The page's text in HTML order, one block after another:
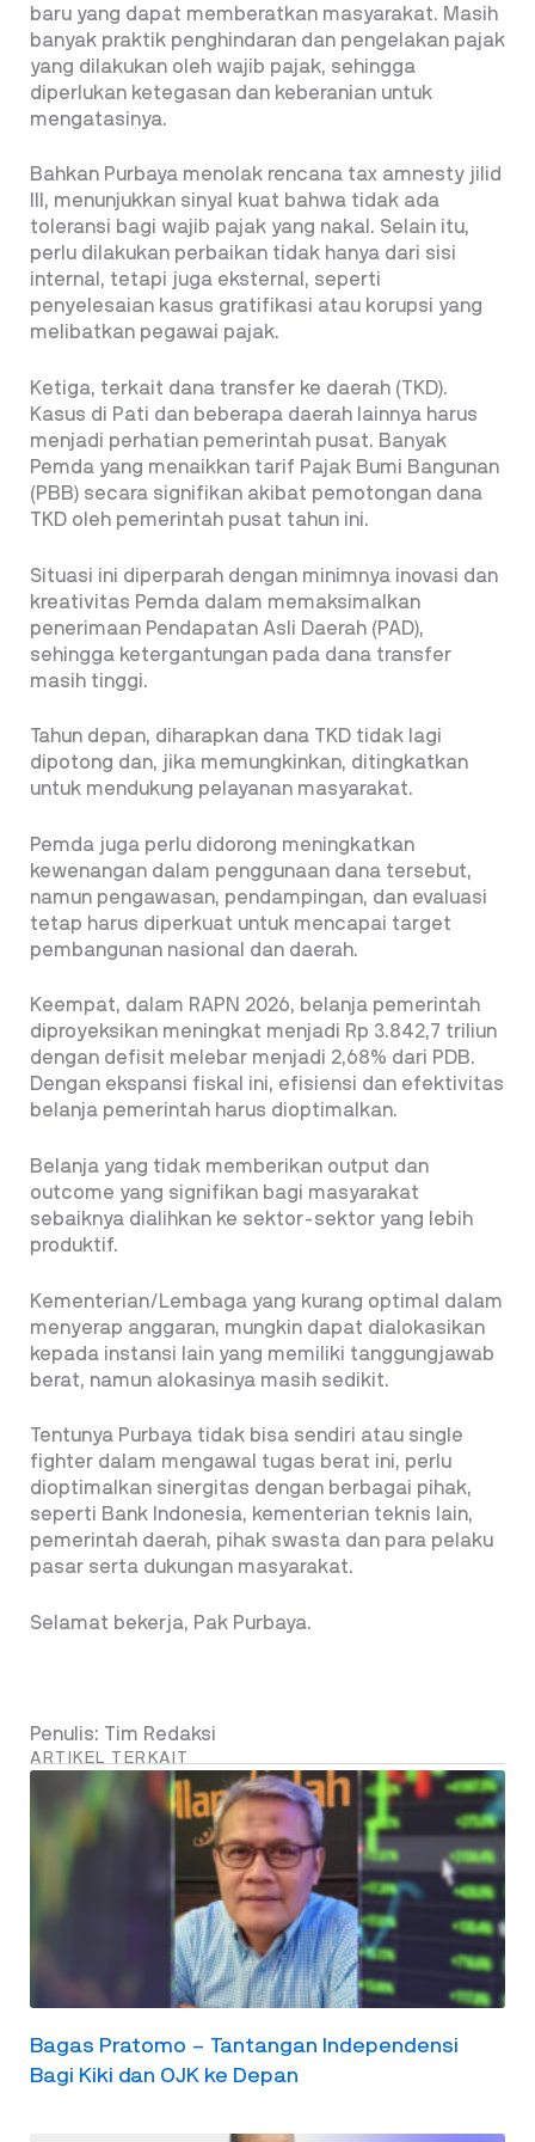
baru yang dapat memberatkan masyarakat. Masih
banyak praktik penghindaran dan pengelakan pajak
yang dilakukan oleh wajib pajak, sehingga
diperlukan ketegasan dan keberanian untuk
mengatasinya.
Bahkan Purbaya menolak rencana tax amnesty jilid
III, menunjukkan sinyal kuat bahwa tidak ada
toleransi bagi wajib pajak yang nakal. Selain itu,
perlu dilakukan perbaikan tidak hanya dari sisi
internal, tetapi juga eksternal, seperti
penyelesaian kasus gratifikasi atau korupsi yang
melibatkan pegawai pajak.
Ketiga, terkait dana transfer ke daerah (TKD).
Kasus di Pati dan beberapa daerah lainnya harus
menjadi perhatian pemerintah pusat. Banyak
Pemda yang menaikkan tarif Pajak Bumi Bangunan
(PBB) secara signifikan akibat pemotongan dana
TKD oleh pemerintah pusat tahun ini.
Situasi ini diperparah dengan minimnya inovasi dan
kreativitas Pemda dalam memaksimalkan
penerimaan Pendapatan Asli Daerah (PAD),
sehingga ketergantungan pada dana transfer
masih tinggi.
Tahun depan, diharapkan dana TKD tidak lagi
dipotong dan, jika memungkinkan, ditingkatkan
untuk mendukung pelayanan masyarakat.
Pemda juga perlu didorong meningkatkan
kewenangan dalam penggunaan dana tersebut,
namun pengawasan, pendampingan, dan evaluasi
tetap harus diperkuat untuk mencapai target
pembangunan nasional dan daerah.
Keempat, dalam RAPN 2026, belanja pemerintah
diproyeksikan meningkat menjadi Rp 3.842,7 triliun
dengan defisit melebar menjadi 2,68% dari PDB.
Dengan ekspansi fiskal ini, efisiensi dan efektivitas
belanja pemerintah harus dioptimalkan.
Belanja yang tidak memberikan output dan
outcome yang signifikan bagi masyarakat
sebaiknya dialihkan ke sektor-sektor yang lebih
produktif.
Kementerian/Lembaga yang kurang optimal dalam
menyerap anggaran, mungkin dapat dialokasikan
kepada instansi lain yang memiliki tanggungjawab
berat, namun alokasinya masih sedikit.
Tentunya Purbaya tidak bisa sendiri atau single
fighter dalam mengawal tugas berat ini, perlu
dioptimalkan sinergitas dengan berbagai pihak,
seperti Bank Indonesia, kementerian teknis lain,
pemerintah daerah, pihak swasta dan para pelaku
pasar serta dukungan masyarakat.
Selamat bekerja, Pak Purbaya.
Penulis: Tim Redaksi
ARTIKEL TERKAIT
Bagas Pratomo – Tantangan Independensi
Bagi Kiki dan OJK ke Depan